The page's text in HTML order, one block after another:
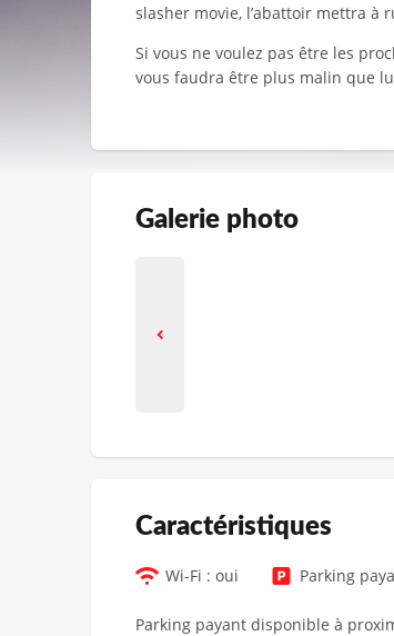
slasher movie, l’abattoir mettra à
Si vous ne voulez pas être les
vous faudra être plus malin que
Galerie photo
Сaractéristiques
Wi-Fi : oui Parking
Parking payant disponible à